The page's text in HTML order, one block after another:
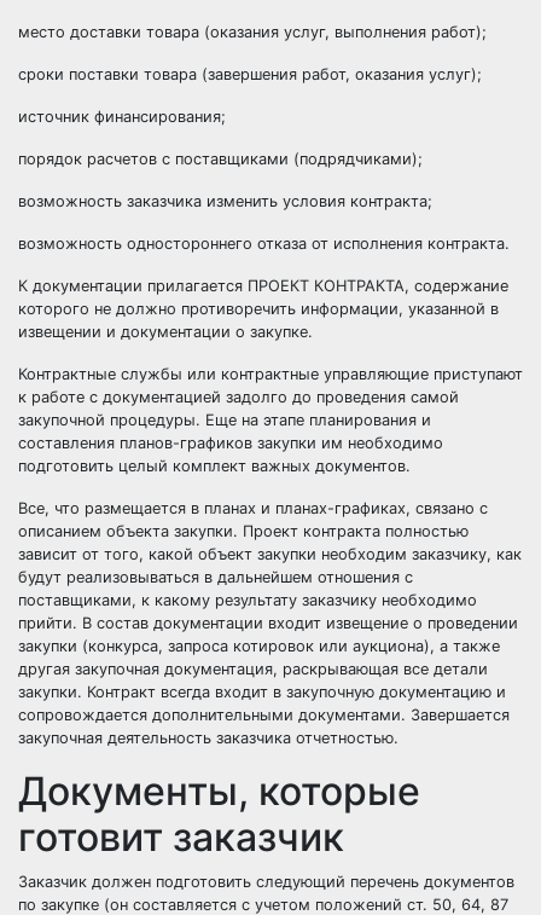
место доставки товара (оказания услуг, выполнения работ);
сроки поставки товара (завершения работ, оказания услуг);
источник финансирования;
порядок расчетов с поставщиками (подрядчиками);
возможность заказчика изменить условия контракта;
возможность одностороннего отказа от исполнения контракта.
К документации прилагается ПРОЕКТ КОНТРАКТА, содержание
которого не должно противоречить информации, указанной в
извещении и документации о закупке.
Контрактные службы или контрактные управляющие приступают
к работе с документацией задолго до проведения самой
закупочной процедуры. Еще на этапе планирования и
составления планов-графиков закупки им необходимо
подготовить целый комплект важных документов.
Все, что размещается в планах и планах-графиках, связано с
описанием объекта закупки. Проект контракта полностью
зависит от того, какой объект закупки необходим заказчику, как
будут реализовываться в дальнейшем отношения с
поставщиками, к какому результату заказчику необходимо
прийти. В состав документации входит извещение о проведении
закупки (конкурса, запроса котировок или аукциона), а также
другая закупочная документация, раскрывающая все детали
закупки. Контракт всегда входит в закупочную документацию и
сопровождается дополнительными документами. Завершается
закупочная деятельность заказчика отчетностью.
Документы, которые
готовит заказчик
Заказчик должен подготовить следующий перечень документов
по закупке (он составляется с учетом положений ст. 50, 64, 87